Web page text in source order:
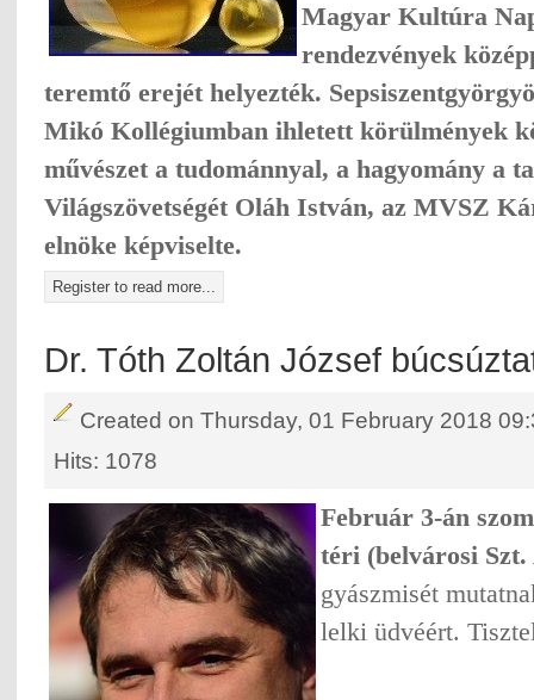
Magyar Kultúra
rendezvények
teremtő erejét helyezték.
Mikó Kollégiumban ihletett körülmények
művészet a tudománnyal, a hagyomány a
Világszövetségét Oláh István, az MVSZ
elnöke képviselte.
Register to read more...
Dr. Tóth Zoltán József
Created on Thursday, 01 February 2018
Hits: 1078
Február 3-án
téri (belvárosi
gyászmisét
lelki üdvéért.